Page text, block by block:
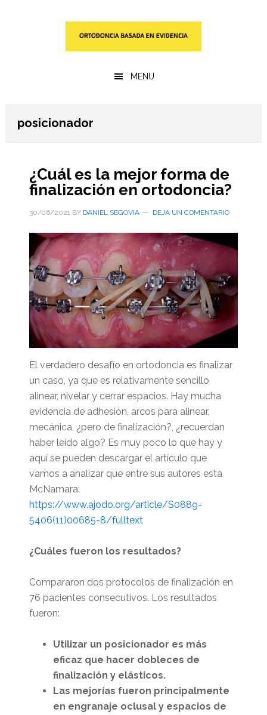
MENU
posicionador
¿Cuál es la mejor forma de
finalización en ortodoncia?
30/06/2021BY DANIEL SEGOVIA DEJA UN COMENTARIO
El verdadero desafío en ortodoncia es finalizar
un caso, ya que es relativamente sencillo
alinear, nivelar y cerrar espacios. Hay mucha
evidencia de adhesión, arcos para alinear,
mecánica, ¿pero de finalización?, ¿recuerdan
haber leído algo? Es muy poco lo que hay y
aquí se pueden descargar el artículo que
vamos a analizar que entre sus autores está
McNamara:
https://www.ajodo.org/article/S0889-
5406(11)00685-8/fulltext
¿Cuáles fueron los resultados?
Compararon dos protocolos de finalización en
76 pacientes consecutivos. Los resultados
fueron:
Utilizar un posicionador es más
eficaz que hacer dobleces de
finalización y elásticos.
Las mejorías fueron principalmente
en engranaje oclusal y espacios de